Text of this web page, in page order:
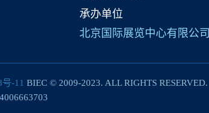
承办单位
北京国际展览中心有限公司
-11 BIEC © 2009-2023. ALL RIGHTS RESERVED.